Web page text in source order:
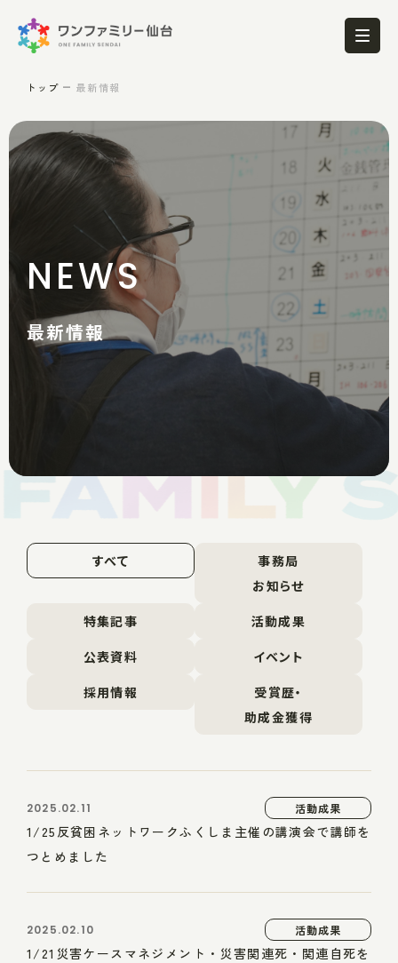
トップ 最新情報
NEWS
最新情報
すべて
事務局
お知らせ
特集記事
活動成果
公表資料
イベント
採用情報
受賞歴・
助成金獲得
2025.02.11 活動成果
1/25反貧困ネットワークふくしま主催の講演会で講師を
つとめました
2025.02.10 活動成果
1/21災害ケースマネジメント・災害関連死・関連自死を